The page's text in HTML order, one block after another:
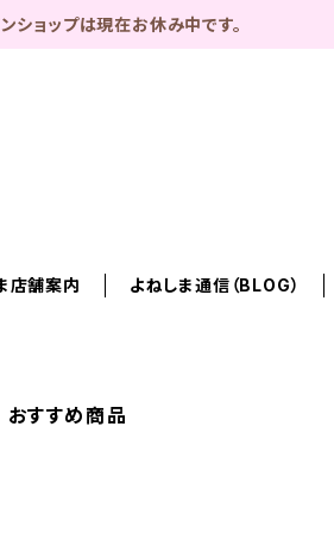
ショップは現在お休み中です。
店舗案内 よねしま通信（BLOG）
おすすめ商品